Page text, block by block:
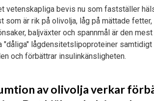
vetenskapliga bevis nu som fastställer
som är rik på olivolja, låg på mättade
baljväxter och spannmål är den
"dåliga" lågdensitetslipoproteiner
och förbättrar insulinkänsligheten.
av olivolja verkar